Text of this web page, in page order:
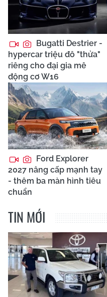
Bugatti Destrier -
hypercar triệu đô "thửa"
riêng cho đại gia mê
động cơ W16
Ford Explorer
2027 nâng cấp mạnh tay
- thêm ba màn hình tiêu
chuẩn
TIN MỚI